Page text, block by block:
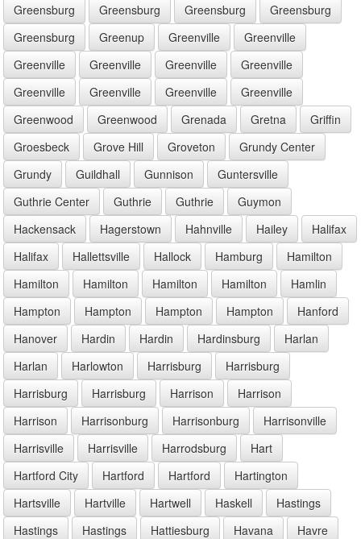
Greensburg
Greensburg Greensburg
Greensburg
Greensburg
Greenup Greenville
Greenville
Greenville
Greenville Greenville
Greenville
Greenville
Greenville Greenville
Greenville
Greenwood
Greenwood Grenada Gretna
Griffin
Groesbeck
Grove Hill Groveton
Grundy Center
Grundy
Guildhall Gunnison
Guntersville
Guthrie Center
Guthrie Guthrie
Guymon
Hackensack
Hagerstown Hahnville Hailey
Halifax
Halifax
Hallettsville Hallock Hamburg
Hamilton
Hamilton
Hamilton Hamilton Hamilton
Hamlin
Hampton
Hampton Hampton Hampton
Hanford
Hanover
Hardin Hardin Hardinsburg
Harlan
Harlan
Harlowton Harrisburg
Harrisburg
Harrisburg
Harrisburg Harrison
Harrison
Harrison
Harrisonburg Harrisonburg
Harrisonville
Harrisville
Harrisville Harrodsburg
Hart
Hartford City
Hartford Hartford
Hartington
Hartsville
Hartville Hartwell Haskell
Hastings
Hastings
Hastings Hattiesburg Havana
Havre